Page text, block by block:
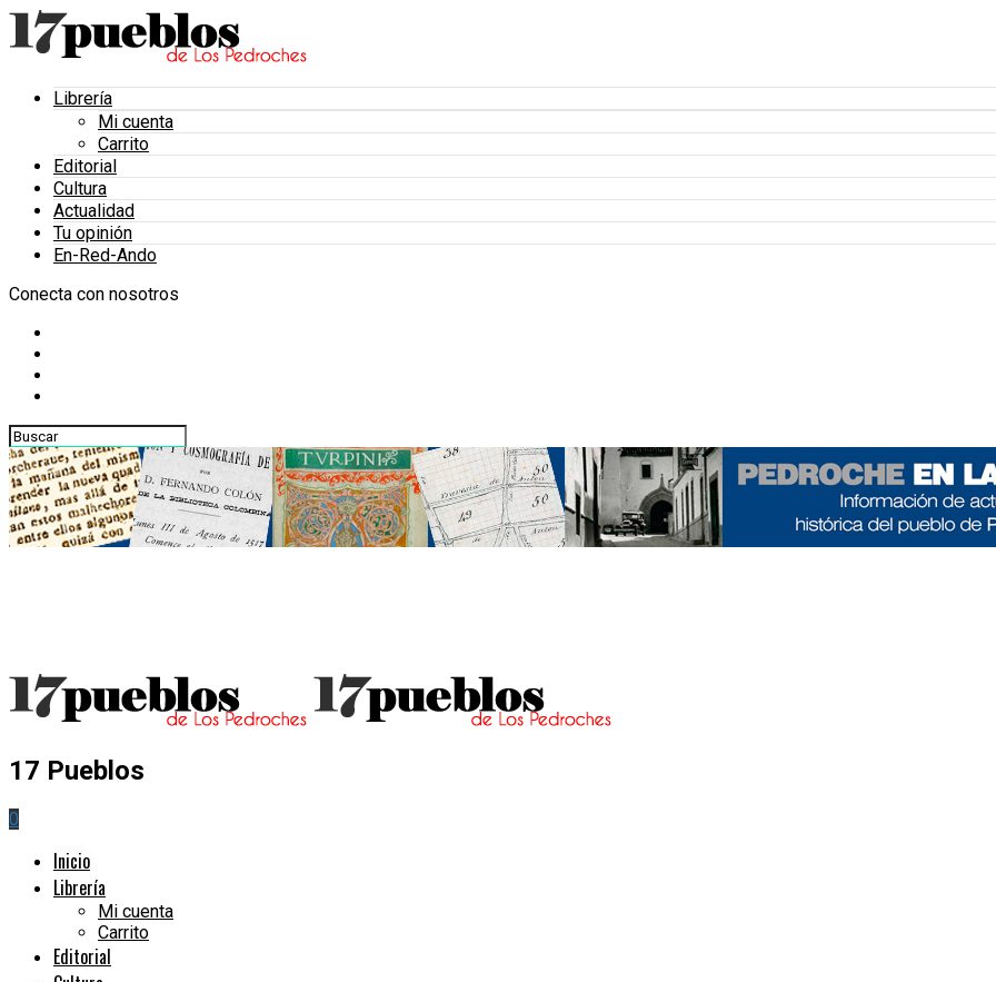
Librería
Mi cuenta
Carrito
Editorial
Cultura
Actualidad
Tu opinión
En-Red-Ando
Conecta con nosotros
17 Pueblos
0
Inicio
Librería
Mi cuenta
Carrito
Editorial